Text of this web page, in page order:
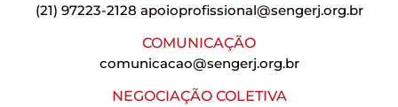
(21) 97223-2128 apoioprofissional@sengerj.org.br
COMUNICAÇÃO
comunicacao@sengerj.org.br
NEGOCIAÇÃO COLETIVA